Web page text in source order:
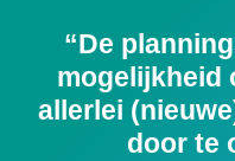
“De
mogelijkheid
allerlei
door te